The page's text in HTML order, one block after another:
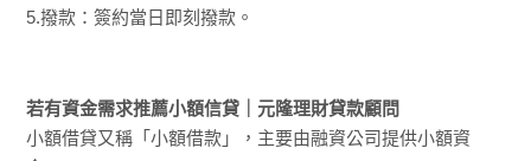
5.撥款：簽約當日即刻撥款。
若有資金需求推薦小額信貸｜元隆理財貸款顧問
小額借貸又稱「小額借款」，主要由融資公司提供小額資